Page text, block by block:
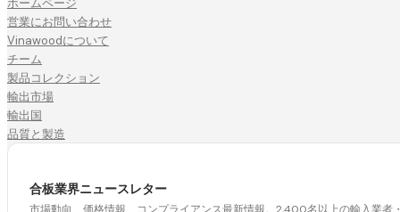
営業にお問い合わせ
Vinawoodについて
チーム
製品コレクション
輸出市場
輸出国
品質と製造
合板業界ニュースレター